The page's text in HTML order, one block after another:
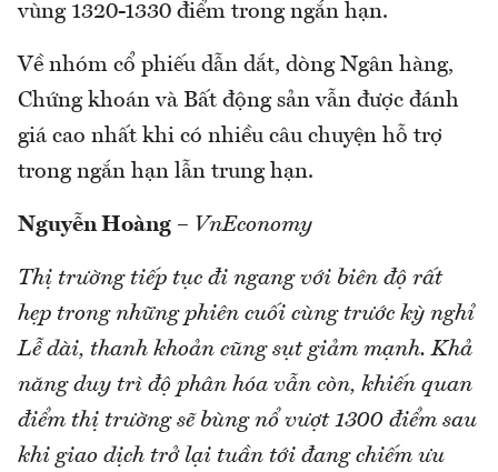
vùng 1320-1330 điểm trong ngắn hạn.
Về nhóm cổ phiếu dẫn dắt, dòng Ngân hàng,
Chứng khoán và Bất động sản vẫn được đánh
giá cao nhất khi có nhiều câu chuyện hỗ trợ
trong ngắn hạn lẫn trung hạn.
Nguyễn Hoàng – VnEconomy
Thị trường tiếp tục đi ngang với biên độ rất
hẹp trong những phiên cuối cùng trước kỳ nghỉ
Lễ dài, thanh khoản cũng sụt giảm mạnh. Khả
năng duy trì độ phân hóa vẫn còn, khiến quan
điểm thị trường sẽ bùng nổ vượt 1300 điểm sau
khi giao dịch trở lại tuần tới đang chiếm ưu